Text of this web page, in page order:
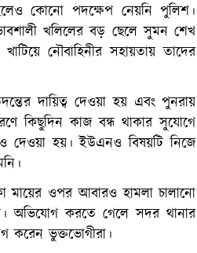
কোনো পদক্ষেপ নেয়নি পুলিশ।
খলিলের বড় ছেলে সুমন শেখ
নৌবাহিনীর সহায়তায় তাদের
দায়িত্ব দেওয়া হয় এবং পুনরায়
কিছুদিন কাজ বন্ধ থাকার সুযোগে
দেওয়া হয়। ইউএনও বিষয়টি নিজে
মায়ের ওপর আবারও হামলা চালানো
অভিযোগ করতে গেলে সদর থানার
করেন ভুক্তভোগীরা।